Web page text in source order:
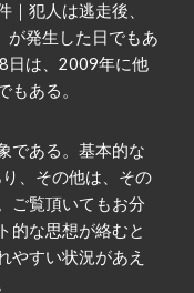
｜犯人は逃走後、
が発生した日でもあ
日は、2009年に他
もある。
である。基本的な
、その他は、その
ご覧頂いてもお分
的な思想が絡むと
やすい状況があえ